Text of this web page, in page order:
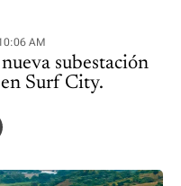
AM
subestación
Surf City.